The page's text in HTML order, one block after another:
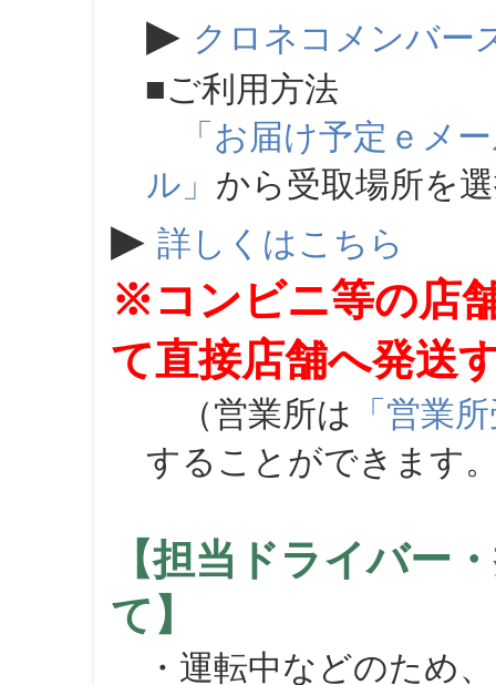
▶ クロネコメンバー
■ご利用方法
「お届け予定ｅメ
ル」 から受取場所を
▶ 詳しくはこちら
※コンビニ等の店
て直接店舗へ発送
（営業所は 「営業
することができます
【担当ドライバー
て】
・運転中などのため